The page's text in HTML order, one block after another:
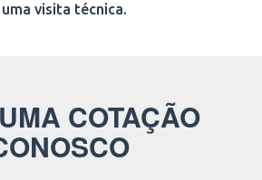
visita técnica.
COTAÇÃO